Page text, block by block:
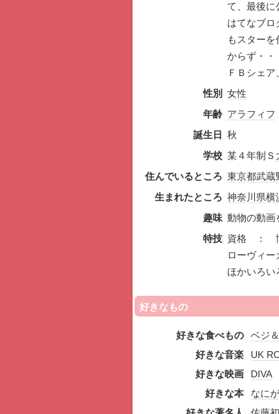
て、最後に
はてなブロ
もスター
からず・・
ＦＢシェ
性別
女性
年齢 アラフィフ
誕生日
秋
学校 某４年制Ｓ
住んでいるところ 東京都武蔵
生まれたところ 神奈川県横
趣味 動物の動
特技 資格 ： 博
ローヴィ
ほかいろい
好きなもの
好きな食べもの
ベジ
好きな音楽
UK
好きな映画
DIVA
好きな本
なに